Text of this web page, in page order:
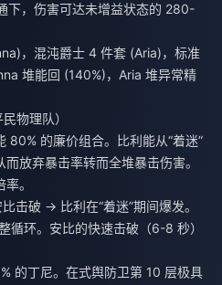
下，伤害可达未增益状态的 280-
，混沌爵士 4 件套 (Aria)，标准
堆能回 (140%)，Aria 堆异常精
物理队）
80% 的廉价组合。比利能从“着迷”
放弃暴击率转而全堆暴击伤害。
。
击破 → 比利在“着迷”期间爆发。
循环。安比的快速击破（6-8 秒）
的丁尼。在式舆防卫第 10 层极具